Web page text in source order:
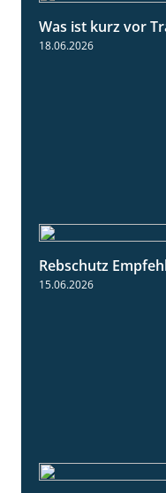
Was ist kurz vor
18.06.2026
Rebschutz
15.06.2026